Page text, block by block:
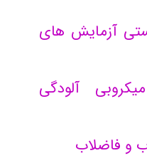
آزمایش های
آلودگی
و فاضلاب